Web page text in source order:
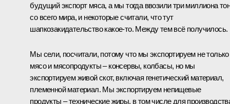
будущий экспорт мяса, а мы тогда ввозили три миллиона
со всего мира, и некоторые считали, что тут
шапкозакидательство какое-то. Между тем всё получилось.
Мы сели, посчитали, потому что мы экспортируем не только
мясо и мясопродукты – консервы, колбасы, но мы
экспортируем живой скот, включая генетический материал,
племенной материал. Мы экспортируем непищевые
продукты – технические жиры, в том числе для